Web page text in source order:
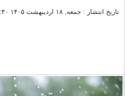
تاریخ انتشار : جمعه, ۱۸ اردیبهشت ۱۴۰۵ ۰۹:۴۰